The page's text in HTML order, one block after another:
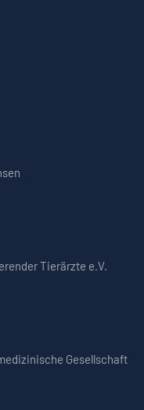
Tierärzte e.V.
Gesellschaft